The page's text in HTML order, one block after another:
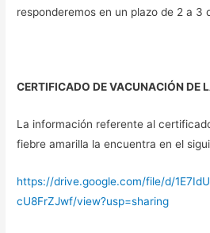
responderemos en un plazo de 2 a 3
CERTIFICADO DE VACUNACIÓN DE
La información referente al
fiebre amarilla la encuentra en el
https://drive.google.com/file/d/
cU8FrZJwf/view?usp=sharing